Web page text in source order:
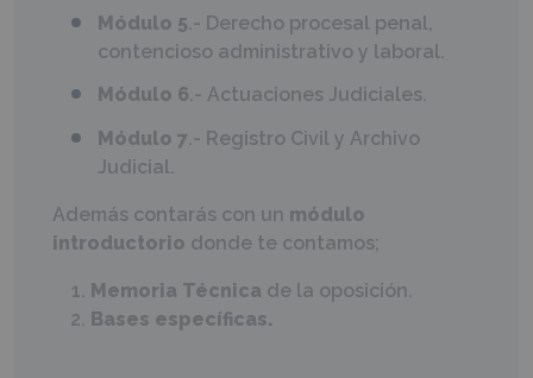
Módulo 5 .- Derecho procesal penal,
contencioso administrativo y laboral.
Módulo 6.- Actuaciones Judiciales.
Módulo 7.- Registro Civil y Archivo
Judicial.
Además contarás con un módulo
introductorio donde te contamos;
Memoria Técnica de la oposición.
Bases específicas.